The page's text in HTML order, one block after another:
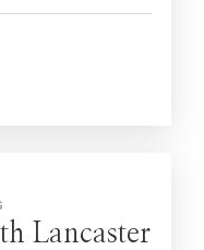
Lancaster